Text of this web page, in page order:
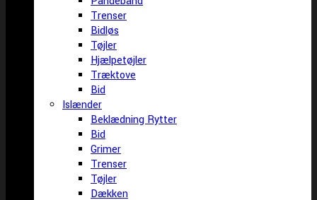
Trenser
Bidløs
Tøjler
Hjælpetøjler
Træktove
Bid
Islænder
Beklædning Rytter
Bid
Grimer
Trenser
Tøjler
Dækken